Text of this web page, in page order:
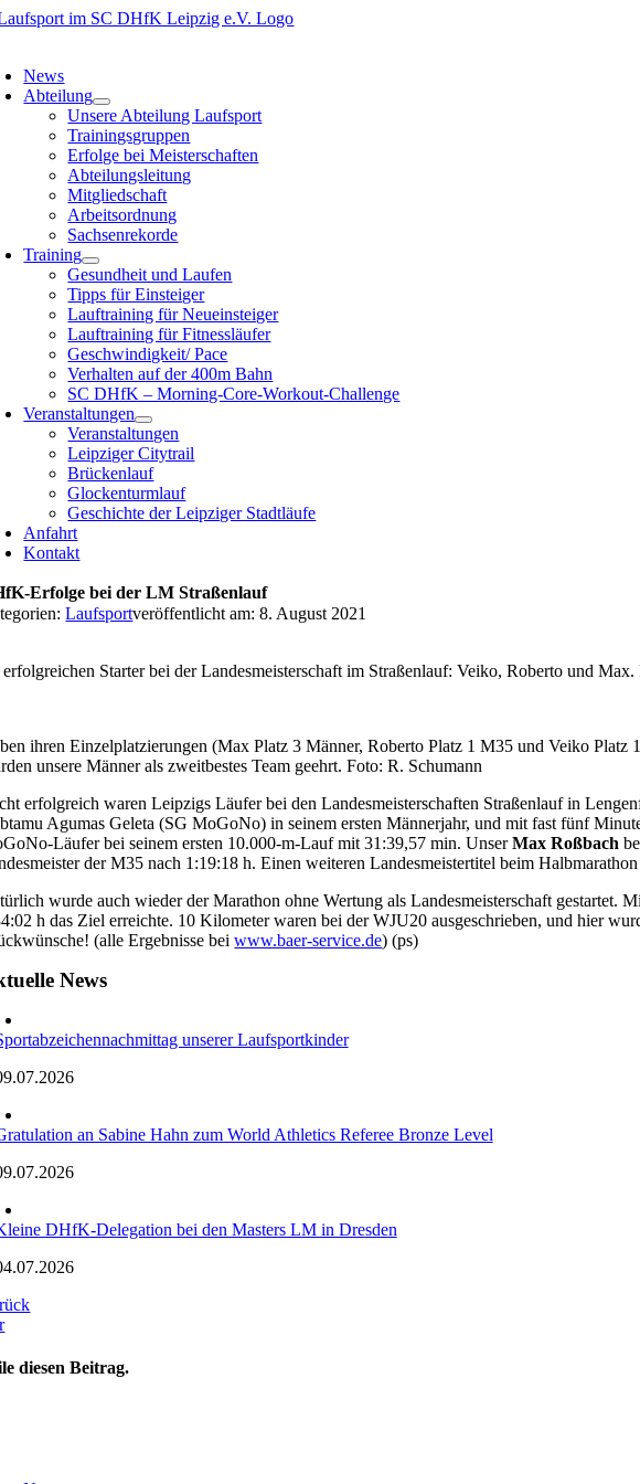
Zum
News
Abteilung
Unsere Abteilung Laufsport
Trainingsgruppen
Erfolge bei Meisterschaften
Abteilungsleitung
Mitgliedschaft
Arbeitsordnung
Sachsenrekorde
Training
Gesundheit und Laufen
Tipps für Einsteiger
Lauftraining für Neueinsteiger
Lauftraining für Fitnessläufer
Geschwindigkeit/ Pace
Verhalten auf der 400m Bahn
SC DHfK – Morning-Core-Workout-Challenge
Veranstaltungen
Veranstaltungen
Leipziger Citytrail
Brückenlauf
Glockenturmlauf
Geschichte der Leipziger Stadtläufe
Anfahrt
Kontakt
Erfolge bei der LM Straßenlauf
Laufsportveröffentlicht am: 8. August 2021
Starter bei der Landesmeisterschaft im Straßenlauf: Veiko, Roberto und
ihren Einzelplatzierungen (Max Platz 3 Männer, Roberto Platz 1 M35 und Veiko Platz
unsere Männer als zweitbestes Team geehrt. Foto: R. Schumann
erfolgreich waren Leipzigs Läufer bei den Landesmeisterschaften Straßenlauf in
Agumas Geleta (SG MoGoNo) in seinem ersten Männerjahr, und mit fast fünf
Läufer bei seinem ersten 10.000-m-Lauf mit 31:39,57 min. UnserMax Roßbach
der M35 nach 1:19:18 h. Einen weiteren Landesmeistertitel beim
wurde auch wieder der Marathon ohne Wertung als Landesmeisterschaft gestartet.
h das Ziel erreichte. 10 Kilometer waren bei der WJU20 ausgeschrieben, und hier
(alle Ergebnisse beiwww.baer-service.de) (ps)
News
unserer Laufsportkinder
an Sabine Hahn zum World Athletics Referee Bronze Level
DHfK-Delegation bei den Masters LM in Dresden
diesen Beitrag.